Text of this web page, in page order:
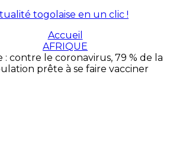
Accueil
AFRIQUE
: contre le coronavirus, 79 % de la
prête à se faire vacciner